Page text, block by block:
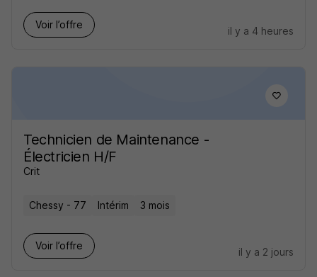
Voir l’offre
il y a 4 heures
Technicien de Maintenance -
Électricien H/F
Crit
Chessy - 77 Intérim 3 mois
Voir l’offre
il y a 2 jours